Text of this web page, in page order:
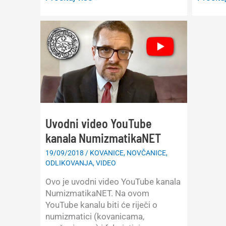
Jugoslavija,
Orden
narodne
armije
lovorovim
vijencem,
1.
Uvodni video YouTube
kanala NumizmatikaNET
19/09/2018 / KOVANICE, NOVČANICE,
ODLIKOVANJA,VIDEO
Ovo je uvodni video YouTube kanala
NumizmatikaNET. Na ovom
YouTube kanalu biti će riječi o
numizmatici (kovanicama,